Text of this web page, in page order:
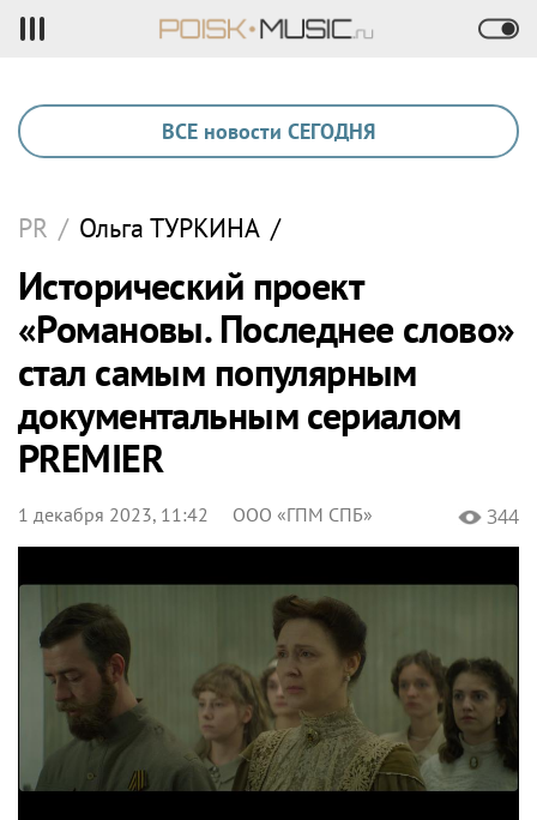
ВСЕ новости СЕГОДНЯ
PR / Ольга ТУРКИНА /
Исторический проект
«Романовы. Последнее слово»
стал самым популярным
документальным сериалом
PREMIER
1 декабря 2023, 11:42 ООО «ГПМ СПБ» 344